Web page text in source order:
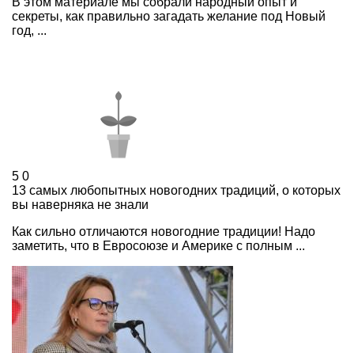
секреты, как правильно загадать желание под Новый
год, ...
5 0
13 самых любопытных новогодних традиций, о которых
вы наверняка не знали
Как сильно отличаются новогодние традиции! Надо
заметить, что в Евросоюзе и Америке с полным ...